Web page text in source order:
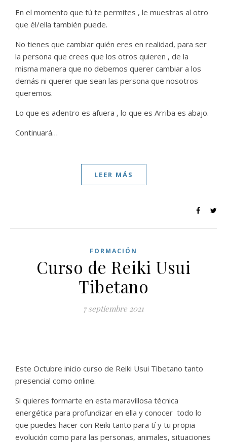
En el momento que tú te permites , le muestras al otro
que él/ella también puede.
No tienes que cambiar quién eres en realidad, para ser
la persona que crees que los otros quieren , de la
misma manera que no debemos querer cambiar a los
demás ni querer que sean las persona que nosotros
queremos.
Lo que es adentro es afuera , lo que es Arriba es abajo.
Continuará…
LEER MÁS
FORMACIÓN
Curso de Reiki Usui
Tibetano
7 septiembre 2021
Este Octubre inicio curso de Reiki Usui Tibetano tanto
presencial como online.
Si quieres formarte en esta maravillosa técnica
energética para profundizar en ella y conocer todo lo
que puedes hacer con Reiki tanto para tí y tu propia
evolución como para las personas, animales, situaciones